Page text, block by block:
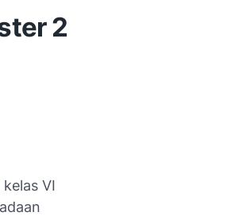
2
VI